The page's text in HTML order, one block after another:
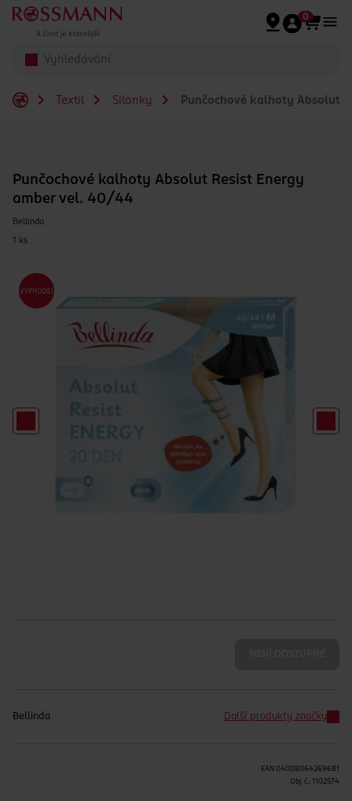
Přeskočit na hlavmní obsah
0
Textil Silonky Punčochové kalhoty Absolut
Punčochové kalhoty Absolut Resist Energy
amber vel. 40/44
Bellinda
1 ks
Bellinda Další produkty značky
EAN 04008064269681
Obj. č.: 1102574